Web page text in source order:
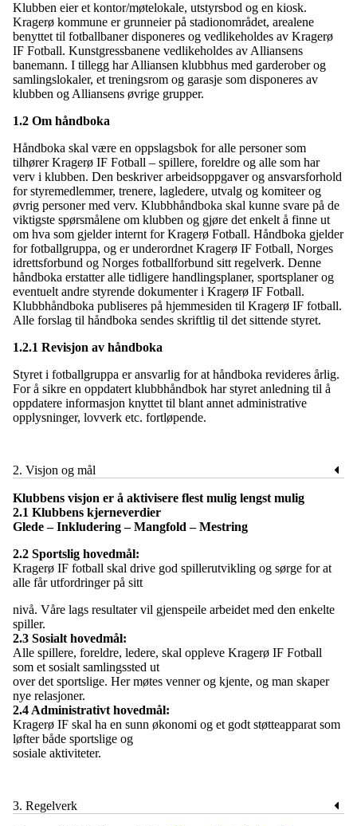
Klubben eier et kontor/møtelokale, utstyrsbod og en kiosk.
Kragerø kommune er grunneier på stadionområdet, arealene
benyttet til fotballbaner disponeres og vedlikeholdes av Kragerø
IF Fotball. Kunstgressbanene vedlikeholdes av Alliansens
banemann. I tillegg har Alliansen klubbhus med garderober og
samlingslokaler, et treningsrom og garasje som disponeres av
klubben og Alliansens øvrige grupper.
1.2 Om håndboka
Håndboka skal være en oppslagsbok for alle personer som
tilhører Kragerø IF Fotball – spillere, foreldre og alle som har
verv i klubben. Den beskriver arbeidsoppgaver og ansvarsforhold
for styremedlemmer, trenere, lagledere, utvalg og komiteer og
øvrig personer med verv. Klubbhåndboka skal kunne svare på de
viktigste spørsmålene om klubben og gjøre det enkelt å finne ut
om hva som gjelder internt for Kragerø Fotball. Håndboka gjelder
for fotballgruppa, og er underordnet Kragerø IF Fotball, Norges
idrettsforbund og Norges fotballforbund sitt regelverk. Denne
håndboka erstatter alle tidligere handlingsplaner, sportsplaner og
eventuelt andre styrende dokumenter i Kragerø IF Fotball.
Klubbhåndboka publiseres på hjemmesiden til Kragerø IF fotball.
Alle forslag til håndboka sendes skriftlig til det sittende styret.
1.2.1 Revisjon av håndboka
Styret i fotballgruppa er ansvarlig for at håndboka revideres årlig.
For å sikre en oppdatert klubbhåndbok har styret anledning til å
oppdatere informasjon knyttet til blant annet administrative
opplysninger, lovverk etc. fortløpende.
2. Visjon og mål
Klubbens visjon er å aktivisere flest mulig lengst mulig
2.1 Klubbens kjerneverdier
Glede – Inkludering – Mangfold – Mestring
2.2 Sportslig hovedmål:
Kragerø IF fotball skal drive god spillerutvikling og sørge for at
alle får utfordringer på sitt
nivå. Våre lags resultater vil gjenspeile arbeidet med den enkelte
spiller.
2.3 Sosialt hovedmål:
Alle spillere, foreldre, ledere, skal oppleve Kragerø IF Fotball
som et sosialt samlingssted ut
over det sportslige. Her møtes venner og kjente, og man skaper
nye relasjoner.
2.4 Administrativt hovedmål:
Kragerø IF skal ha en sunn økonomi og et godt støtteapparat som
løfter både sportslige og
sosiale aktiviteter.
3. Regelverk